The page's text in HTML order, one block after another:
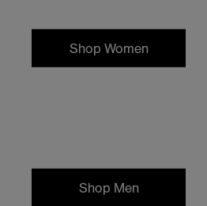
Shop Women
Shop Men